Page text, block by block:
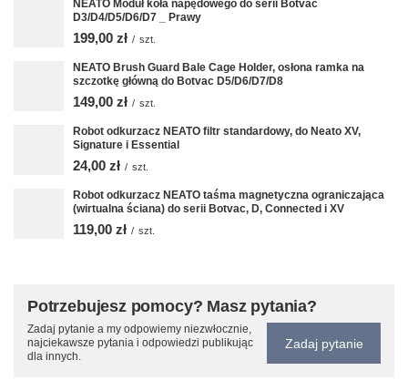
NEATO Moduł koła napędowego do serii Botvac
D3/D4/D5/D6/D7 _ Prawy
199,00 zł / szt.
NEATO Brush Guard Bale Cage Holder, osłona ramka na
szczotkę główną do Botvac D5/D6/D7/D8
149,00 zł / szt.
Robot odkurzacz NEATO filtr standardowy, do Neato XV,
Signature i Essential
24,00 zł / szt.
Robot odkurzacz NEATO taśma magnetyczna ograniczająca
(wirtualna ściana) do serii Botvac, D, Connected i XV
119,00 zł / szt.
Potrzebujesz pomocy? Masz pytania?
Zadaj pytanie a my odpowiemy niezwłocznie,
najciekawsze pytania i odpowiedzi publikując
dla innych.
Zadaj pytanie